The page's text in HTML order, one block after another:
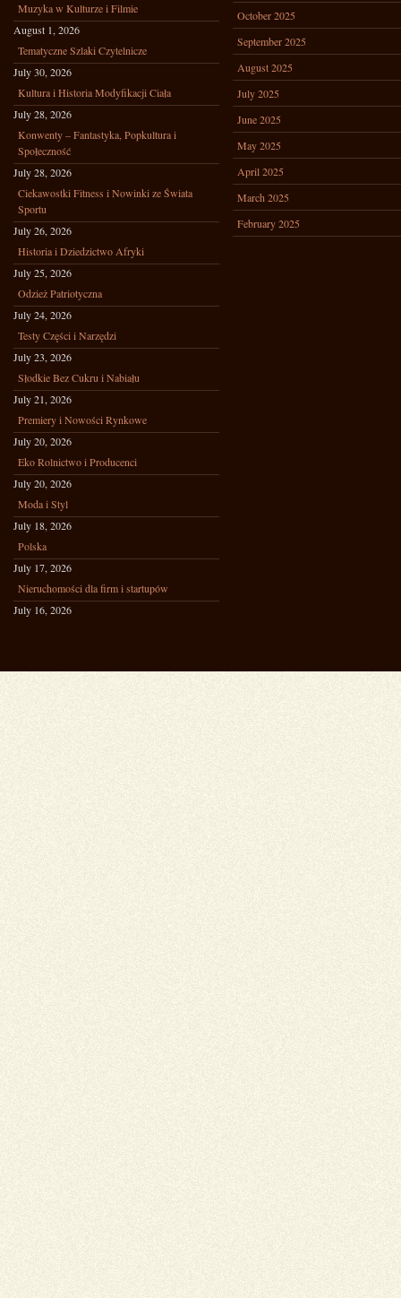
Muzyka w Kulturze i Filmie
August 1, 2026
Tematyczne Szlaki Czytelnicze
July 30, 2026
Kultura i Historia Modyfikacji Ciała
July 28, 2026
Konwenty – Fantastyka, Popkultura i
Społeczność
July 28, 2026
Ciekawostki Fitness i Nowinki ze Świata
Sportu
July 26, 2026
Historia i Dziedzictwo Afryki
July 25, 2026
Odzież Patriotyczna
July 24, 2026
Testy Części i Narzędzi
July 23, 2026
Słodkie Bez Cukru i Nabiału
July 21, 2026
Premiery i Nowości Rynkowe
July 20, 2026
Eko Rolnictwo i Producenci
July 20, 2026
Moda i Styl
July 18, 2026
Polska
July 17, 2026
Nieruchomości dla firm i startupów
July 16, 2026
October 2025
September 2025
August 2025
July 2025
June 2025
May 2025
April 2025
March 2025
February 2025